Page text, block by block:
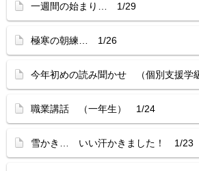
一週間の始まり… 1/29
極寒の朝練… 1/26
今年初めの読み聞かせ （個別支援
職業講話 （一年生） 1/24
雪かき… いい汗かきました！ 1/23